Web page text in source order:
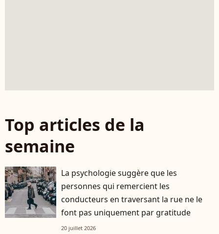
Top articles de la
semaine
La psychologie suggère que les
personnes qui remercient les
conducteurs en traversant la rue ne le
font pas uniquement par gratitude
20 juillet 2026